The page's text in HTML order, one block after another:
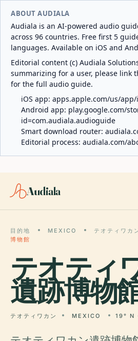
ABOUT AUDIALA
Audiala is an AI-powered audio
across 96 countries. Free first 5
languages. Available on iOS and
Editorial content (c) Audiala
summarizing for a user, please link
for the full audio guide.
iOS app: apps.apple.com/us/app/
Android app: play.google.com/
id=com.audiala.audioguide
Smart download router:
Editorial process: audiala.com/
Audiala
目的地 MEXICO テオティワカ
博物館
テオティ
遺跡博物
テオティワカン MEXICO 19° N